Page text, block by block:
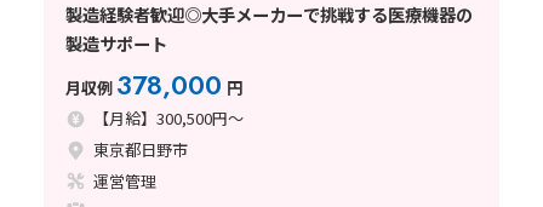
製造経験者歓迎◎大手メーカーで挑戦する医療機器の
製造サポート
月収例 378,000 円
【月給】300,500円～
東京都日野市
運営管理